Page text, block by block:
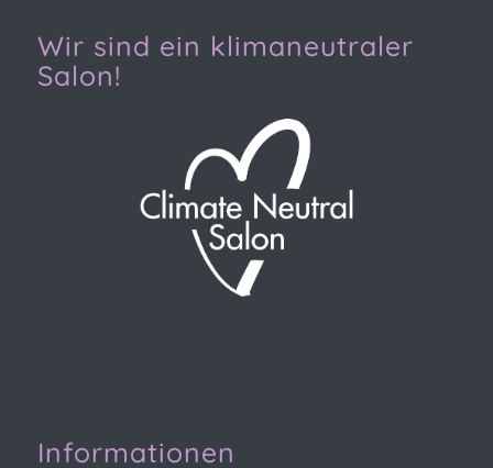
Wir sind ein klimaneutraler
Salon!
Informationen